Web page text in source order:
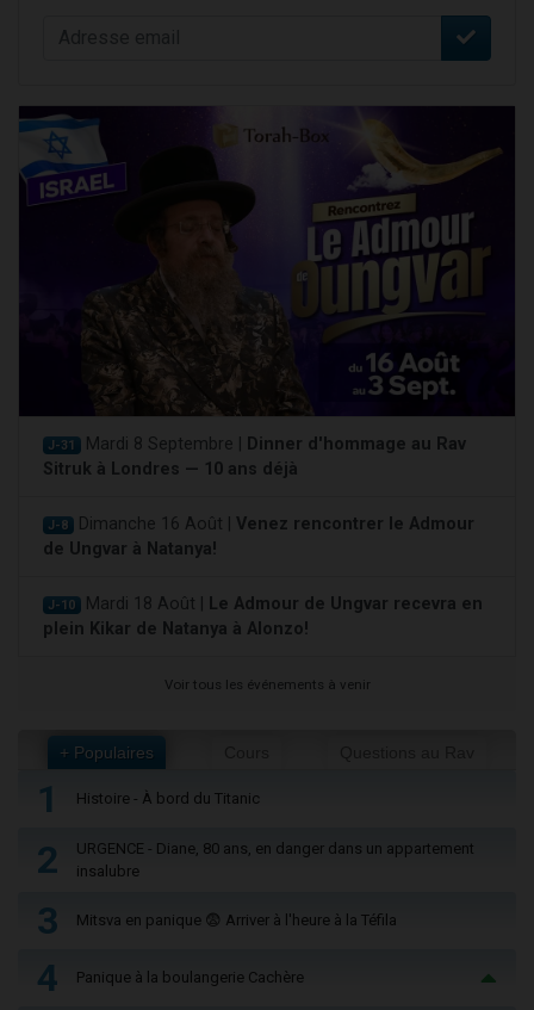
J-31 Mardi 8 Septembre |
Dinner d'hommage au Rav
Sitruk à Londres — 10 ans déjà
J-8 Dimanche 16 Août | Venez rencontrer le Admour
de Ungvar à Natanya!
J-10 Mardi 18 Août |
Le Admour de Ungvar recevra en
plein Kikar de Natanya à Alonzo!
Voir tous les événements à venir
+ Populaires
1 Histoire - À bord du Titanic
2
URGENCE - Diane, 80 ans, en danger dans un appartement
insalubre
3 Mitsva en panique 😨 Arriver à l'heure à la Téfila
4 Panique à la boulangerie Cachère